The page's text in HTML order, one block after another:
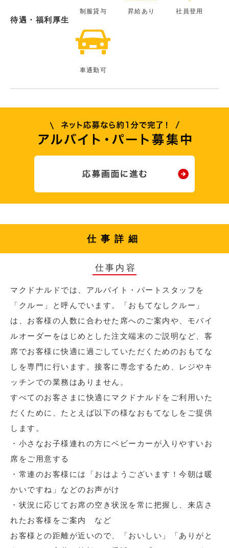
待遇・福利厚生
制服貸与 昇給あり 社員登用
車通勤可
仕事詳細
仕事内容
マクドナルドでは、アルバイト・パートスタッフを
「クルー」と呼んでいます。「おもてなしクルー」
は、お客様の人数に合わせた席へのご案内や、モバイ
ルオーダーをはじめとした注文端末のご説明など、客
席でお客様に快適に過ごしていただくためのおもてな
しを専門に行います。接客に専念するため、レジやキ
ッチンでの業務はありません。
すべてのお客さまに快適にマクドナルドをご利用いた
だくために、たとえば以下の様なおもてなしをご提供
します。
・小さなお子様連れの方にベビーカーが入りやすいお
席をご用意する
・常連のお客様には「おはようございます！今朝は暖
かいですね」などのお声がけ
・状況に応じてお席の空き状況を常に把握し、来店さ
れたお客様をご案内 など
お客様との距離が近いので、「おいしい」「ありがと